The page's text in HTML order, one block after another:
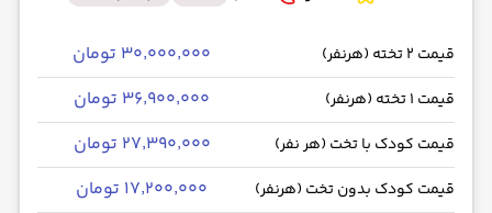
قیمت 2 تخته (هرنفر) ۳۰٬۰۰۰٬۰۰۰ تومان
قیمت 1 تخته (هرنفر) ۳۶٬۹۰۰٬۰۰۰ تومان
قیمت کودک با تخت (هر نفر) ۲۷٬۳۹۰٬۰۰۰ تومان
قیمت کودک بدون تخت (هرنفر) ۱۷٬۲۰۰٬۰۰۰ تومان